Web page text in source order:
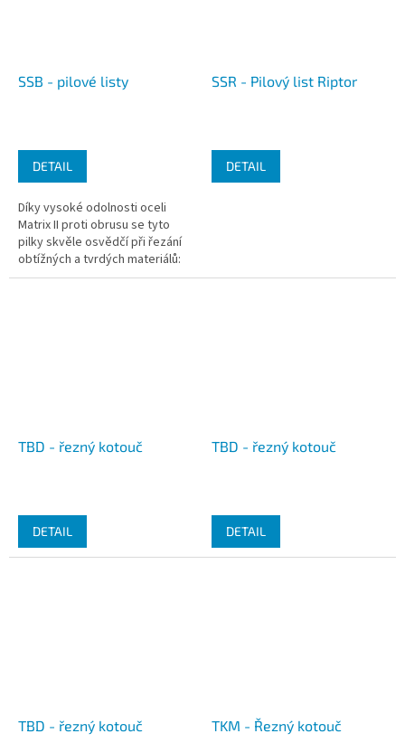
SSB - pilové listy
DETAIL
Díky vysoké odolnosti oceli
Matrix II proti obrusu se tyto
pilky skvěle osvědčí při řezání
obtížných a tvrdých materiálů:
nerezová ocel a ocel odolná
SSR - Pilový list Riptor
DETAIL
TBD - řezný kotouč
DETAIL
TBD - řezný kotouč
DETAIL
TBD - řezný kotouč TKM - Řezný kotouč